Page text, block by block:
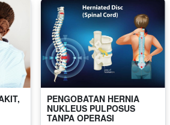
(nyeri punggung atas). Tak jarang
kel...
PENGOBATAN HERNIA
NUKLEUS PULPOSUS
TANPA OPERASI